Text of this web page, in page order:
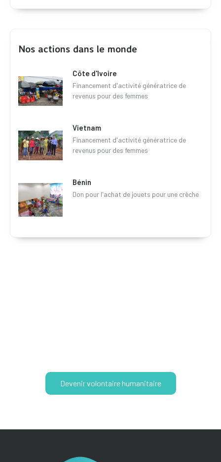
Nos actions dans le monde
Côte d'Ivoire
Financement d'activité génératrice de
revenus pour des femmes
Vietnam
Financement d'activité génératrice de
revenus pour des femmes
Bénin
Don pour l'achat de jouets pour une crèche
Devenir volontaire humanitaire